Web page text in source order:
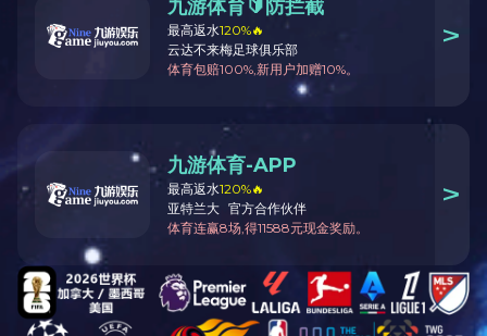
【流光】7kW交流桩，源自流光溢彩，寓意美好与浪漫，适用家庭、小区、
商超多场景。
联系我们
KY.COM所有业务往来与对外沟通仅通过使用@sinexcel.com，
@sinexcel.cn，@global.sinexcel.com后缀的邮箱进行，任何使用其他后缀的
邮箱地址，均非KY.COM官方授权邮箱，请您仔细甄别，避免不必要的损失。